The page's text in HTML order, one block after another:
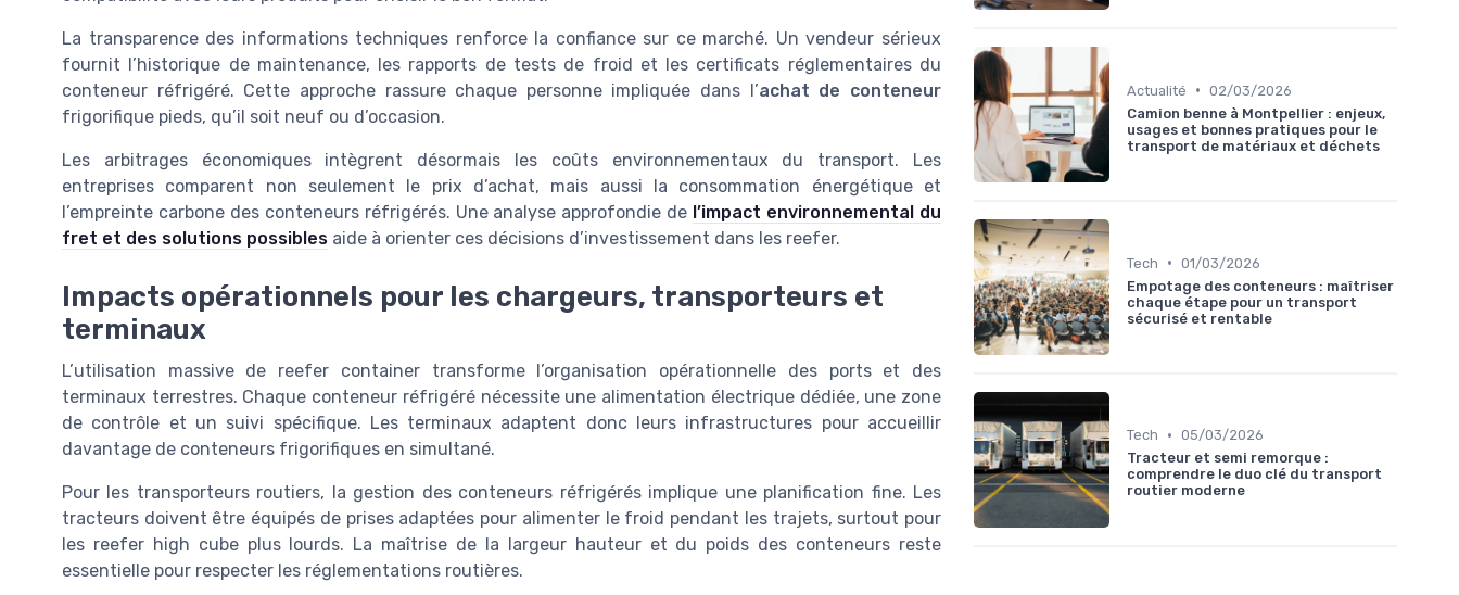
La transparence des informations techniques renforce la confiance sur ce marché. Un vendeur sérieux
fournit l’historique de maintenance, les rapports de tests de froid et les certificats réglementaires du
conteneur réfrigéré. Cette approche rassure chaque personne impliquée dans l’achat de conteneur
frigorifique pieds, qu’il soit neuf ou d’occasion.
Les arbitrages économiques intègrent désormais les coûts environnementaux du transport. Les
entreprises comparent non seulement le prix d’achat, mais aussi la consommation énergétique et
l’empreinte carbone des conteneurs réfrigérés. Une analyse approfondie de l’impact environnemental du
fret et des solutions possibles aide à orienter ces décisions d’investissement dans les reefer.
Impacts opérationnels pour les chargeurs, transporteurs et
terminaux
L’utilisation massive de reefer container transforme l’organisation opérationnelle des ports et des
terminaux terrestres. Chaque conteneur réfrigéré nécessite une alimentation électrique dédiée, une zone
de contrôle et un suivi spécifique. Les terminaux adaptent donc leurs infrastructures pour accueillir
davantage de conteneurs frigorifiques en simultané.
Pour les transporteurs routiers, la gestion des conteneurs réfrigérés implique une planification fine. Les
tracteurs doivent être équipés de prises adaptées pour alimenter le froid pendant les trajets, surtout pour
les reefer high cube plus lourds. La maîtrise de la largeur hauteur et du poids des conteneurs reste
essentielle pour respecter les réglementations routières.
Actualité • 02/03/2026
Camion benne à Montpellier : enjeux,
usages et bonnes pratiques pour le
transport de matériaux et déchets
Tech • 01/03/2026
Empotage des conteneurs : maîtriser
chaque étape pour un transport
sécurisé et rentable
Tech • 05/03/2026
Tracteur et semi remorque :
comprendre le duo clé du transport
routier moderne